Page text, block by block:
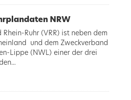
NRW
Rhein-Ruhr (VRR) ist neben dem
und dem Zweckverband
Lippe (NWL) einer der drei